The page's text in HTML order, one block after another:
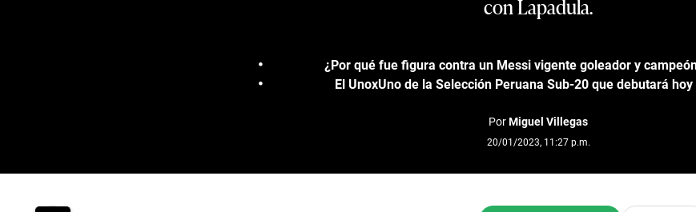
con Lapadula.
¿Por qué fue figura contra un Messi vigente goleador y
El UnoxUno de la Selección Peruana Sub-20 que debutará
PorMiguel Villegas
20/01/2023, 11:27 p.m.